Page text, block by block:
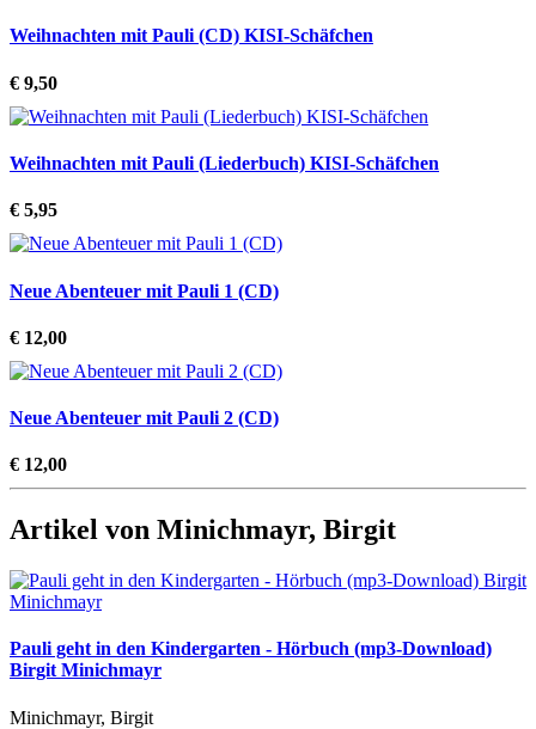
Weihnachten mit Pauli (CD) KISI-Schäfchen
€ 9,50
Weihnachten mit Pauli (Liederbuch) KISI-Schäfchen
€ 5,95
Neue Abenteuer mit Pauli 1 (CD)
€ 12,00
Neue Abenteuer mit Pauli 2 (CD)
€ 12,00
Artikel von Minichmayr, Birgit
Pauli geht in den Kindergarten - Hörbuch (mp3-Download)
Birgit Minichmayr
Minichmayr, Birgit